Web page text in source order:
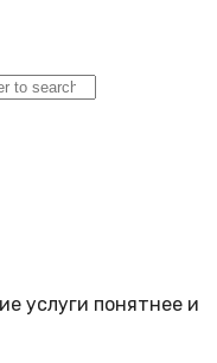
услуги понятнее и